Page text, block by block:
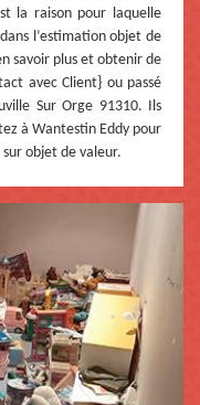
la raison pour laquelle
l’estimation objet de
savoir plus et obtenir de
avec Client} ou passé
Sur Orge 91310. Ils
à Wantestin Eddy pour
objet de valeur.